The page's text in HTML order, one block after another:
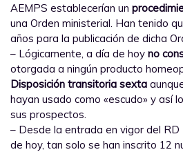
AEMPS establecerían un
una Orden ministerial. Han tenido
años para la publicación de dicha
– Lógicamente, a día de hoy no
otorgada a ningún producto
Disposición transitoria sexta
hayan usado como «escudo» y así
sus prospectos.
– Desde la entrada en vigor del
de hoy, tan solo se han inscrito 12